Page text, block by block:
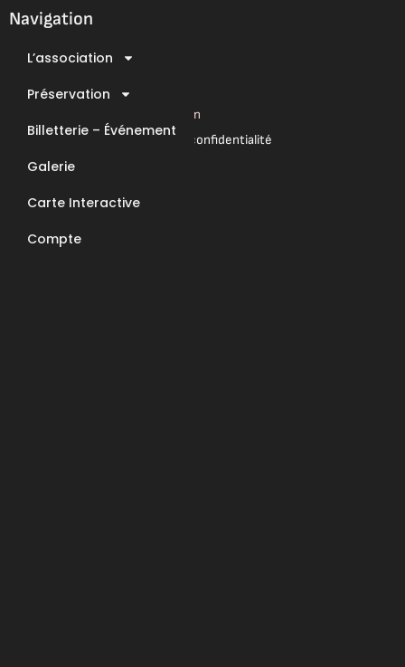
e
b
t
a
r
m
t
u
e
Navigation
L’association
Préservation
Billetterie – Événement
Galerie
Carte Interactive
Compte
Mentions légales
Conditions Générales de Vente
Conditions Générales d’Utilisation
Mentions légales & Politique de confidentialité
E-Mail : contact@apcc6570.fr
Téléphone : 06 85 81 94 56